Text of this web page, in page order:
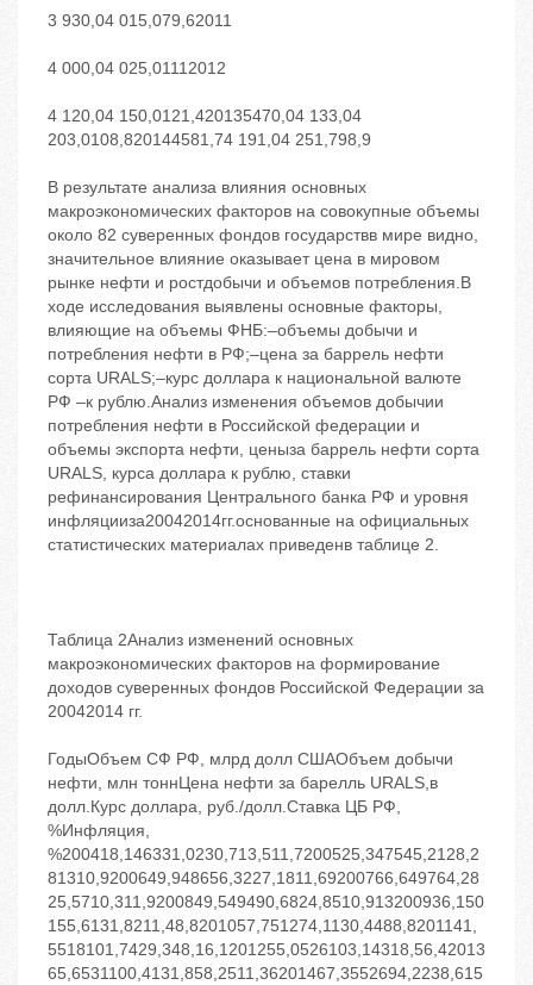
3 930,04 015,079,62011
4 000,04 025,01112012
4 120,04 150,0121,420135470,04 133,04
203,0108,820144581,74 191,04 251,798,9
В результате анализа влияния основных
макроэкономических факторов на совокупные объемы
около 82 суверенных фондов государствв мире видно,
значительное влияние оказывает цена в мировом
рынке нефти и ростдобычи и объемов потребления.В
ходе исследования выявлены основные факторы,
влияющие на объемы ФНБ:–объемы добычи и
потребления нефти в РФ;–цена за баррель нефти
сорта URALS;–курс доллара к национальной валюте
РФ –к рублю.Анализ изменения объемов добычии
потребления нефти в Российской федерации и
объемы экспорта нефти, ценыза баррель нефти сорта
URALS, курса доллара к рублю, ставки
рефинансирования Центрального банка РФ и уровня
инфляцииза20042014гг.основанные на официальных
статистических материалах приведенв таблице 2.
Таблица 2Анализ изменений основных
макроэкономических факторов на формирование
доходов суверенных фондов Российской Федерации за
20042014 гг.
ГодыОбъем СФ РФ, млрд долл СШАОбъем добычи
нефти, млн тоннЦена нефти за барелль URALS,в
долл.Курс доллара, руб./долл.Ставка ЦБ РФ,
%Инфляция,
%200418,146331,0230,713,511,7200525,347545,2128,2
81310,9200649,948656,3227,1811,69200766,649764,28
25,5710,311,9200849,549490,6824,8510,913200936,150
155,6131,8211,48,8201057,751274,1130,4488,8201141,
5518101,7429,348,16,1201255,0526103,14318,56,42013
65,6531100,4131,858,2511,36201467,3552694,2238,615